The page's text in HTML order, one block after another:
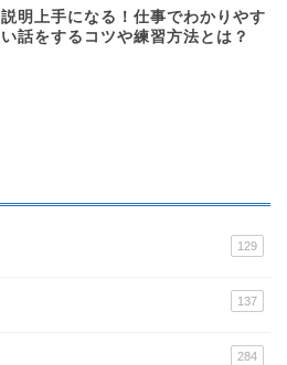
説明上手になる！仕事でわかりやす
い話をするコツや練習方法とは？
129
137
284